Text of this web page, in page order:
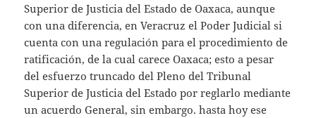
Superior de Justicia del Estado de Oaxaca, aunque
con una diferencia, en Veracruz el Poder Judicial si
cuenta con una regulación para el procedimiento de
ratificación, de la cual carece Oaxaca; esto a pesar
del esfuerzo truncado del Pleno del Tribunal
Superior de Justicia del Estado por reglarlo mediante
un acuerdo General, sin embargo. hasta hoy ese